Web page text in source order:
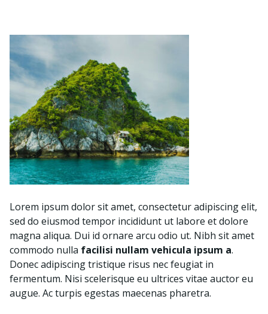
Lorem ipsum dolor sit amet, consectetur adipiscing elit,
sed do eiusmod tempor incididunt ut labore et dolore
magna aliqua. Dui id ornare arcu odio ut. Nibh sit amet
commodo nulla facilisi nullam vehicula ipsum a.
Donec adipiscing tristique risus nec feugiat in
fermentum. Nisi scelerisque eu ultrices vitae auctor eu
augue. Ac turpis egestas maecenas pharetra.